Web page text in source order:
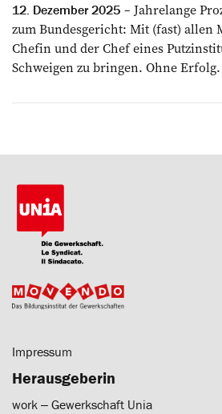
12. Dezember 2025
Jahrelange
zum Bundesgericht: Mit (fast) allen
Chefin und der Chef ­eines
Schweigen zu bringen. Ohne Erfolg.
Impressum
Herausgeberin
work ‒ Gewerkschaft Unia